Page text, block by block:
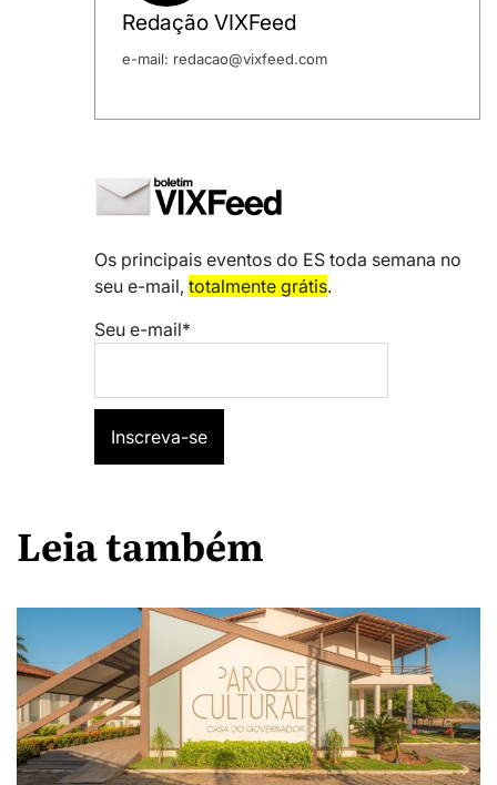
Redação VIXFeed
e-mail: redacao@vixfeed.com
Os principais eventos do ES toda semana no
seu e-mail, totalmente grátis.
Seu e-mail*
Leia também